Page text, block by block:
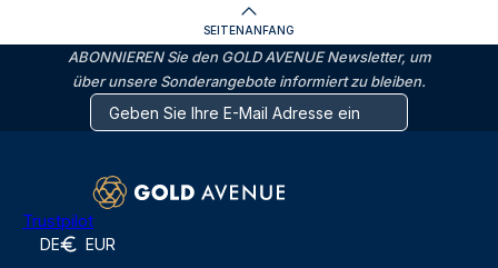
SEITENANFANG
ABONNIEREN Sie den GOLD AVENUE Newsletter, um
über unsere Sonderangebote informiert zu bleiben.
Trustpilot
DE EUR